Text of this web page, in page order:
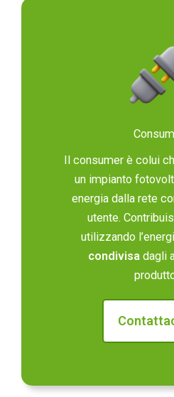
Il consumer è colui
un impianto
energia dalla rete
utente.
utilizzando
condivisa dagli